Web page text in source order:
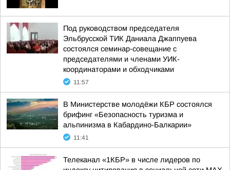
Под руководством председателя
Эльбрусской ТИК Даниала Джаппуева
состоялся семинар-совещание с
председателями и членами УИК-
координаторами и обходчиками
11:57
В Министерстве молодёжи КБР состоялся
брифинг «Безопасность туризма и
альпинизма в Кабардино-Балкарии»
11:41
Телеканал «1КБР» в числе лидеров по